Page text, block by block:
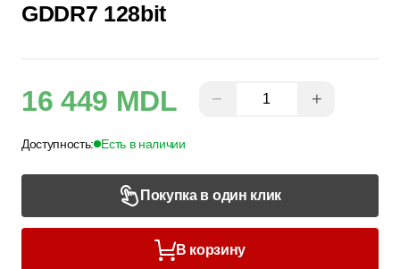
GDDR7 128bit
16 449 MDL − +
Доступность: Есть в наличии
Покупка в один клик
В корзину